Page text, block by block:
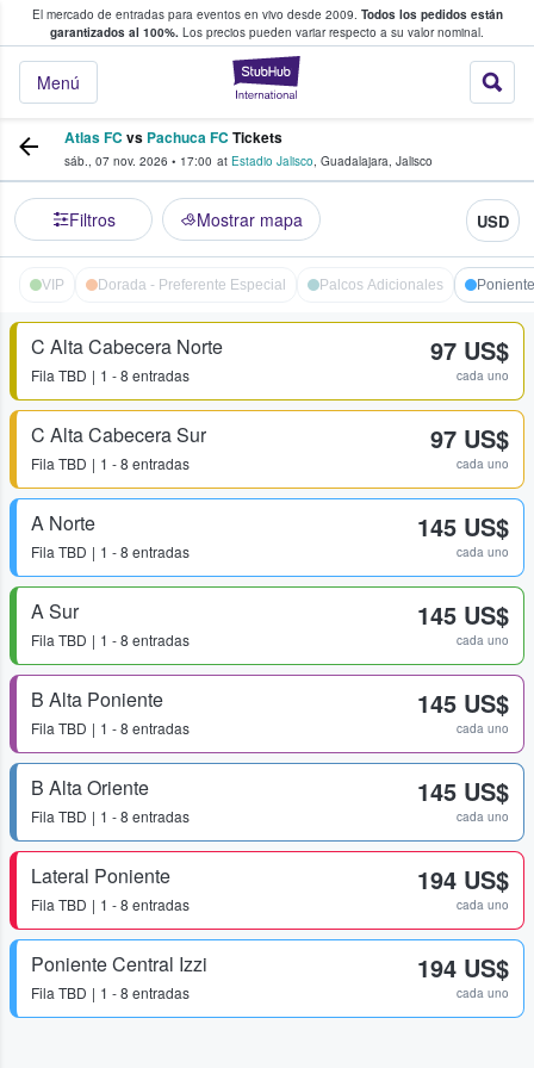
El mercado de entradas para eventos en vivo desde 2009. Todos los pedidos están
garantizados al 100%. Los precios pueden variar respecto a su valor nominal.
StubHub:
Menú
y venta de entradas entre fans
Atlas FC vs Pachuca FC Tickets
sáb., 07 nov. 2026 • 17:00 at Estadio Jalisco, Guadalajara, Jalisco
Filtros Mostrar mapa USD
VIP Dorada - Preferente Especial Palcos Adicionales
C Alta Cabecera Norte
Fila TBD 1 - 8 entradas
97 US$
cada uno
C Alta Cabecera Sur
Fila TBD 1 - 8 entradas
97 US$
cada uno
A Norte
Fila TBD 1 - 8 entradas
145 US$
cada uno
A Sur
Fila TBD 1 - 8 entradas
145 US$
cada uno
B Alta Poniente
Fila TBD 1 - 8 entradas
145 US$
cada uno
B Alta Oriente
Fila TBD 1 - 8 entradas
145 US$
cada uno
Lateral Poniente
Fila TBD 1 - 8 entradas
194 US$
cada uno
Poniente Central Izzi
Fila TBD 1 - 8 entradas
194 US$
cada uno